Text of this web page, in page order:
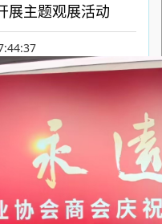
展主题观展活动